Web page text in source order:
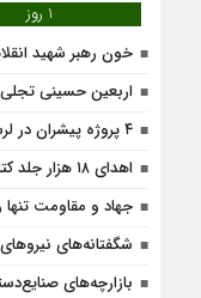
1 روز
خون رهبر شهید
اربعین حسینی
۴ پروژه پیشران در لرستان افتتاح می‌شود
اهدای ۱۸ هزار جلد کتاب به کتابخانه‌های لرستان
جهاد و مقاومت
شگفتانه‌های
بازارچه‌های